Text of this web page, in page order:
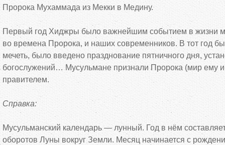
Пророка Мухаммада из Мекки в Медину.
Первый год Хиджры было важнейшим событием в жизни
во времена Пророка, и наших современников. В тот год
мечеть, было введено празднование пятничного дня,
богослужений… Мусульмане признали Пророка (мир ему и
правителем.
Справка:
Мусульманский календарь —лунный. Год в нём
оборотов Луны вокруг Земли. Месяц начинается с